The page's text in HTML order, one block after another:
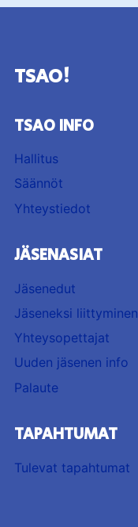
TSAO!
TSAO INFO
Hallitus
Säännöt
Yhteystiedot
JÄSENASIAT
Jäsenedut
Jäseneksi liittyminen
Yhteysopettajat
Uuden jäsenen info
Palaute
TAPAHTUMAT
Tulevat tapahtumat